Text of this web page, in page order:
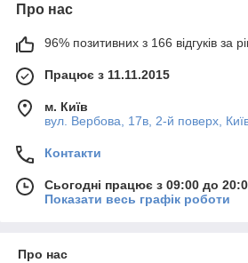
Про нас
96% позитивних з 166 відгуків за
Працює з 11.11.2015
м. Київ
вул. Вербова, 17в, 2-й поверх,
Контакти
Сьогодні працює з 09:00 до
Показати весь графік роботи
Про нас